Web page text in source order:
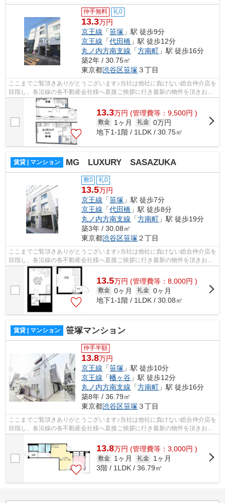
仲手無料 礼0
13.3万円
京王線 「笹塚 」駅 徒歩9分
京王線 「代田橋 」駅 徒歩12分
丸ノ内方南支線 「方南町 」駅 徒歩16分
築2年 / 30.75㎡
東京都渋谷区笹塚 ３丁目
ここまでご覧頂きありがとうございます♪当社は他社に負けない総合仲介店を
目指し、各沿線の各不動産会社様へ直接ご挨拶に行き最新の物件を頂きお客
様へ提供しております！最新の情報は...
13.3万円 (管理費等：9,500円 )
敷金 1ヶ月 礼金 0万円
地下1-1階 / 1LDK / 30.75㎡
賃貸 | マンション MG LUXURY SASAZUKA
敷0 礼0
13.5万円
京王線 「笹塚 」駅 徒歩7分
京王線 「代田橋 」駅 徒歩8分
丸ノ内方南支線 「方南町 」駅 徒歩19分
築3年 / 30.08㎡
東京都渋谷区笹塚 ２丁目
ここまでご覧頂きありがとうございます♪当社は他社に負けない総合仲介店を
目指し、各沿線の各不動産会社様へ直接ご挨拶に行き最新の物件を頂きお客
様へ提供しております！最新の情報は...
13.5万円 (管理費等：8,000円 )
敷金 0ヶ月 礼金 0ヶ月
地下1-1階 / 1LDK / 30.08㎡
賃貸 | マンション 笹塚マンション
仲手半額
13.8万円
京王線 「笹塚 」駅 徒歩10分
京王線 「幡ヶ谷 」駅 徒歩12分
丸ノ内方南支線 「方南町 」駅 徒歩16分
築8年 / 36.79㎡
東京都渋谷区笹塚 ３丁目
ここまでご覧頂きありがとうございます♪当社は他社に負けない総合仲介店を
目指し、各沿線の各不動産会社様へ直接ご挨拶に行き最新の物件を頂きお客
様へ提供しております！最新の情報は...
13.8万円 (管理費等：3,000円 )
敷金 1ヶ月 礼金
1ヶ月
3階 / 1LDK / 36.79㎡